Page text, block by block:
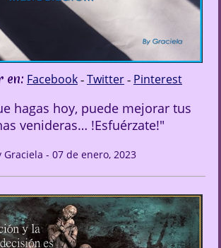
en: Facebook - Twitter - Pinterest
hagas hoy, puede mejorar tus
venideras… !Esfuérzate!"
Graciela - 07 de enero, 2023